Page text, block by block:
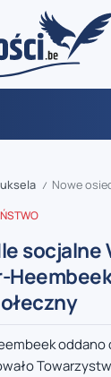
/ Nowe osiedle socjalne Val
socjalne